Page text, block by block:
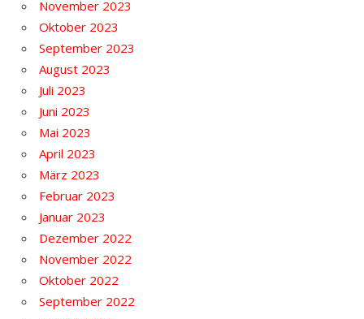
November 2023
Oktober 2023
September 2023
August 2023
Juli 2023
Juni 2023
Mai 2023
April 2023
März 2023
Februar 2023
Januar 2023
Dezember 2022
November 2022
Oktober 2022
September 2022